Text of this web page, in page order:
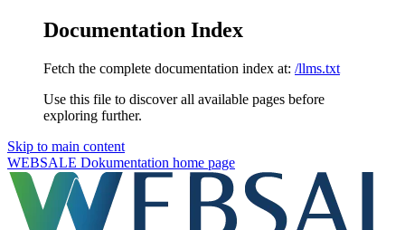
Documentation Index
Fetch the complete documentation index at: /llms.txt
Use this file to discover all available pages before
exploring further.
Skip to main content
WEBSALE Dokumentation home page